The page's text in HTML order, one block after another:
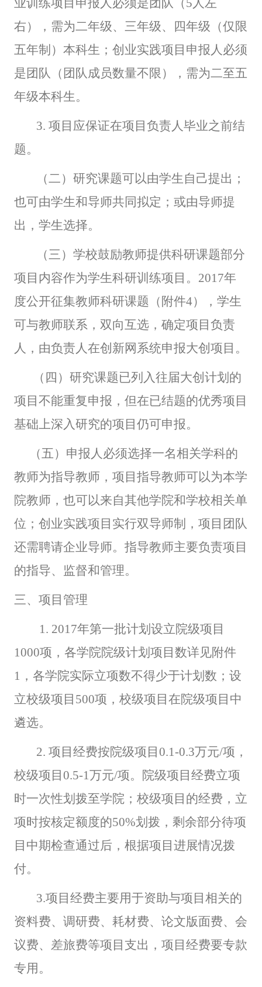
业训练项目申报人必须是团队（5人左
右），需为二年级、三年级、四年级（仅限
五年制）本科生；创业实践项目申报人必须
是团队（团队成员数量不限），需为二至五
年级本科生。
3. 项目应保证在项目负责人毕业之前结
题。
（二）研究课题可以由学生自己提出；
也可由学生和导师共同拟定；或由导师提
出，学生选择。
（三）学校鼓励教师提供科研课题部分
项目内容作为学生科研训练项目。2017年
度公开征集教师科研课题（附件4），学生
可与教师联系，双向互选，确定项目负责
人，由负责人在创新网系统申报大创项目。
（四）研究课题已列入往届大创计划的
项目不能重复申报，但在已结题的优秀项目
基础上深入研究的项目仍可申报。
（五）申报人必须选择一名相关学科的
教师为指导教师，项目指导教师可以为本学
院教师，也可以来自其他学院和学校相关单
位；创业实践项目实行双导师制，项目团队
还需聘请企业导师。指导教师主要负责项目
的指导、监督和管理。
三、项目管理
1. 2017年第一批计划设立院级项目
1000项，各学院院级计划项目数详见附件
1，各学院实际立项数不得少于计划数；设
立校级项目500项，校级项目在院级项目中
遴选。
2. 项目经费按院级项目0.1-0.3万元/项，
校级项目0.5-1万元/项。院级项目经费立项
时一次性划拨至学院；校级项目的经费，立
项时按核定额度的50%划拨，剩余部分待项
目中期检查通过后，根据项目进展情况拨
付。
3.项目经费主要用于资助与项目相关的
资料费、调研费、耗材费、论文版面费、会
议费、差旅费等项目支出，项目经费要专款
专用。